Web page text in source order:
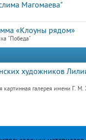
Магомаева"
«Клоуны рядом»
"Победа"
художников
картинная галерея имени Г.